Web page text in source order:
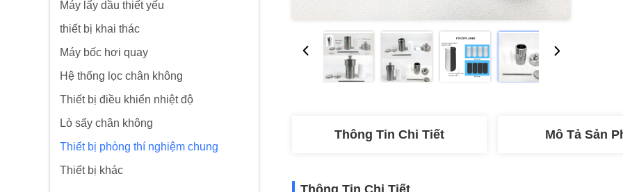
Máy lấy dầu thiết yếu
thiết bị khai thác
Máy bốc hơi quay
Hệ thống lọc chân không
Thiết bị điều khiển nhiệt độ
Lò sấy chân không
Thiết bị phòng thí nghiệm chung
Thiết bị khác
Thông Tin Chi Tiết Mô Tả Sản
Thông Tin Chi Tiết